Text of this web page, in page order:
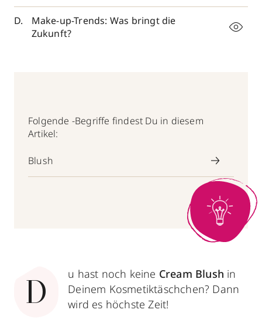
Make-up-Trends: Was bringt die
Zukunft?
Folgende -Begriffe findest Du in diesem
Artikel:
Blush
D
u hast noch keine Cream Blush in
Deinem Kosmetiktäschchen? Dann
wird es höchste Zeit!